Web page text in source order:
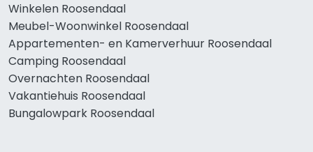
Winkelen Roosendaal
Meubel-Woonwinkel Roosendaal
Appartementen- en Kamerverhuur Roosendaal
Camping Roosendaal
Overnachten Roosendaal
Vakantiehuis Roosendaal
Bungalowpark Roosendaal